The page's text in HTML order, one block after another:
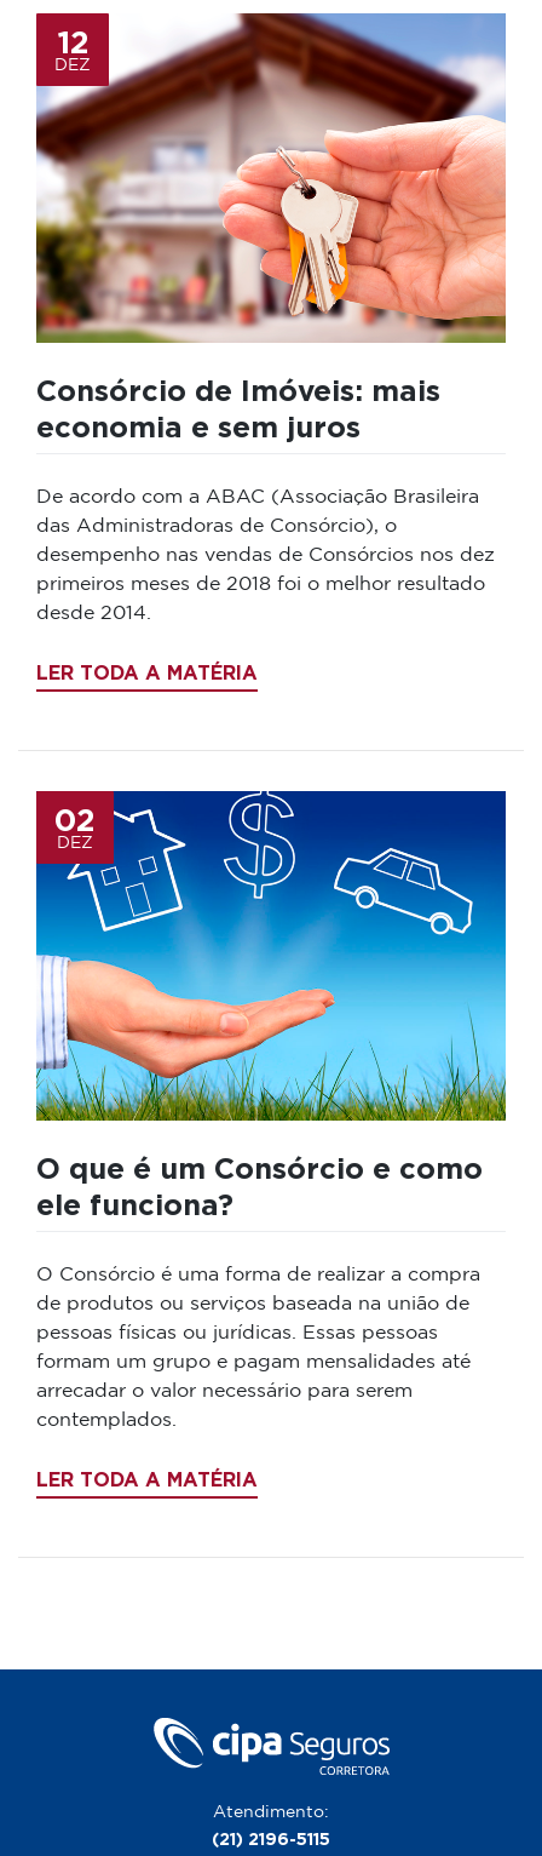
12
DEZ
Consórcio de Imóveis: mais
economia e sem juros
De acordo com a ABAC (Associação Brasileira
das Administradoras de Consórcio), o
desempenho nas vendas de Consórcios nos dez
primeiros meses de 2018 foi o melhor resultado
desde 2014.
LER TODA A MATÉRIA
02
DEZ
O que é um Consórcio e como
ele funciona?
O Consórcio é uma forma de realizar a compra
de produtos ou serviços baseada na união de
pessoas físicas ou jurídicas. Essas pessoas
formam um grupo e pagam mensalidades até
arrecadar o valor necessário para serem
contemplados.
LER TODA A MATÉRIA
Atendimento:
(21) 2196-5115